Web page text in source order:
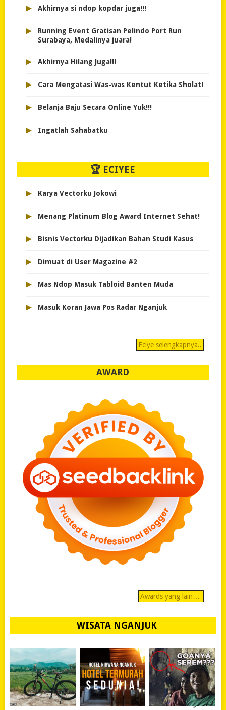
▸ Akhirnya si ndop kopdar juga!!!
▸
Running Event Gratisan Pelindo Port Run
Surabaya, Medalinya juara!
▸ Akhirnya Hilang Juga!!!
▸ Cara Mengatasi Was-was Kentut Ketika Sholat!
▸ Belanja Baju Secara Online Yuk!!!
▸ Ingatlah Sahabatku
🏆 ECIYEE
▸ Karya Vectorku Jokowi
▸ Menang Platinum Blog Award Internet Sehat!
▸ Bisnis Vectorku Dijadikan Bahan Studi Kasus
▸ Dimuat di User Magazine #2
▸ Mas Ndop Masuk Tabloid Banten Muda
▸ Masuk Koran Jawa Pos Radar Nganjuk
Eciye selengkapnya..
AWARD
Awards yang lain…
WISATA NGANJUK
REVIEW POLYGON MURAH BANGET! WISATA NGANJUK: